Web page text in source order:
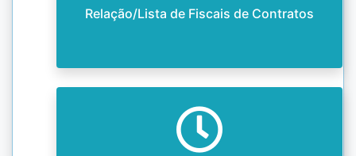
Relação/Lista de Fiscais de Contratos